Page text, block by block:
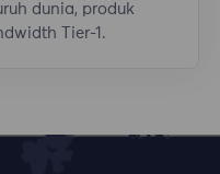
dunia, produk
Tier-1.